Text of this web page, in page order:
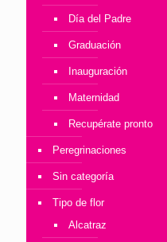
Día del Padre
Graduación
Inauguración
Maternidad
Recupérate pronto
Peregrinaciones
Sin categoría
Tipo de flor
Alcatraz